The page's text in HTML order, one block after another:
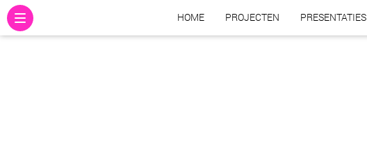
HOME PROJECTEN PRESENTATIES